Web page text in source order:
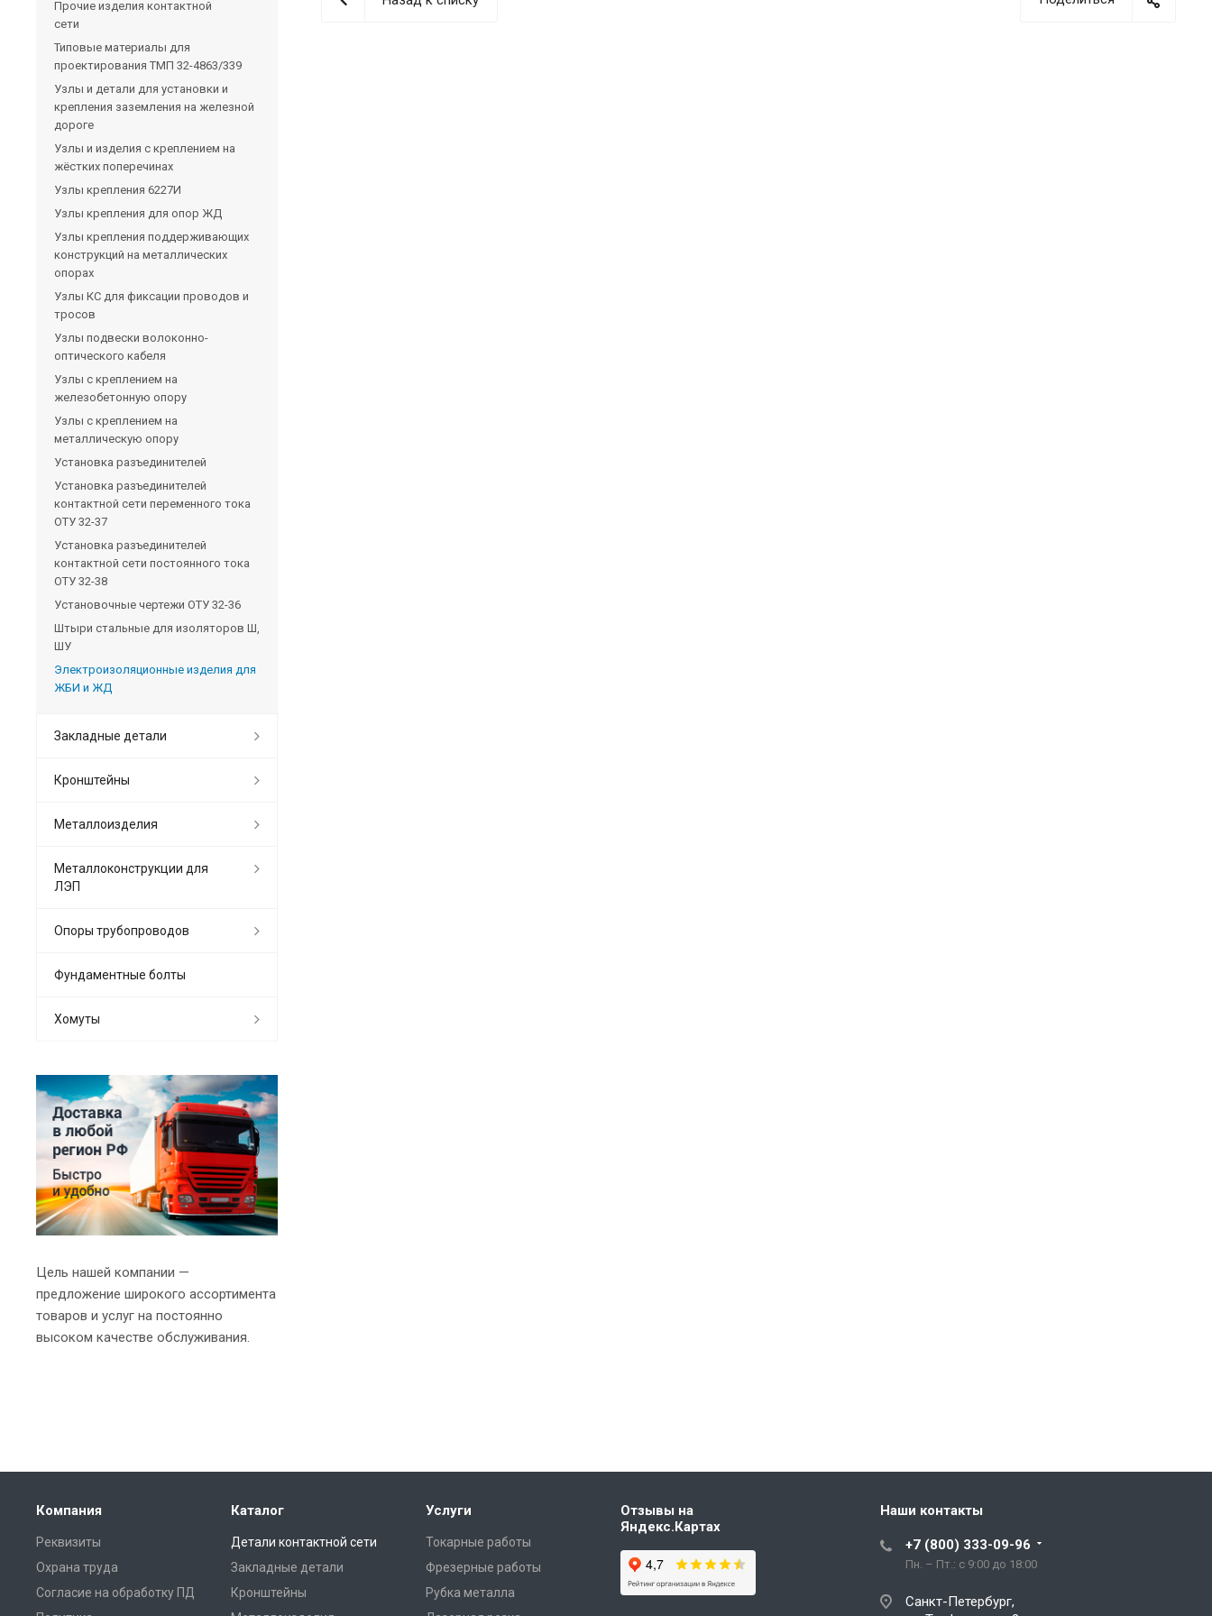
Прочие изделия контактной
сети
Типовые материалы для
проектирования ТМП 32-4863/339
Узлы и детали для установки и
крепления заземления на железной
дороге
Узлы и изделия с креплением на
жёстких поперечинах
Узлы крепления 6227И
Узлы крепления для опор ЖД
Узлы крепления поддерживающих
конструкций на металлических
опорах
Узлы КС для фиксации проводов и
тросов
Узлы подвески волоконно-
оптического кабеля
Узлы с креплением на
железобетонную опору
Узлы с креплением на
металлическую опору
Установка разъединителей
Установка разъединителей
контактной сети переменного тока
ОТУ 32-37
Установка разъединителей
контактной сети постоянного тока
ОТУ 32-38
Установочные чертежи ОТУ 32-36
Штыри стальные для изоляторов Ш,
ШУ
Электроизоляционные изделия для
ЖБИ и ЖД
Закладные детали
Кронштейны
Металлоизделия
Металлоконструкции для
ЛЭП
Опоры трубопроводов
Фундаментные болты
Хомуты
Цель нашей компании —
предложение широкого ассортимента
товаров и услуг на постоянно
высоком качестве обслуживания.
Компания
Реквизиты
Охрана труда
Согласие на обработку ПД
Каталог
Детали контактной сети
Закладные детали
Кронштейны
Услуги
Токарные работы
Фрезерные работы
Рубка металла
Отзывы на
Яндекс.Картах
Наши контакты
+7 (800) 333-09-96
Пн. – Пт.: с 9:00 до 18:00
Санкт-Петербург,